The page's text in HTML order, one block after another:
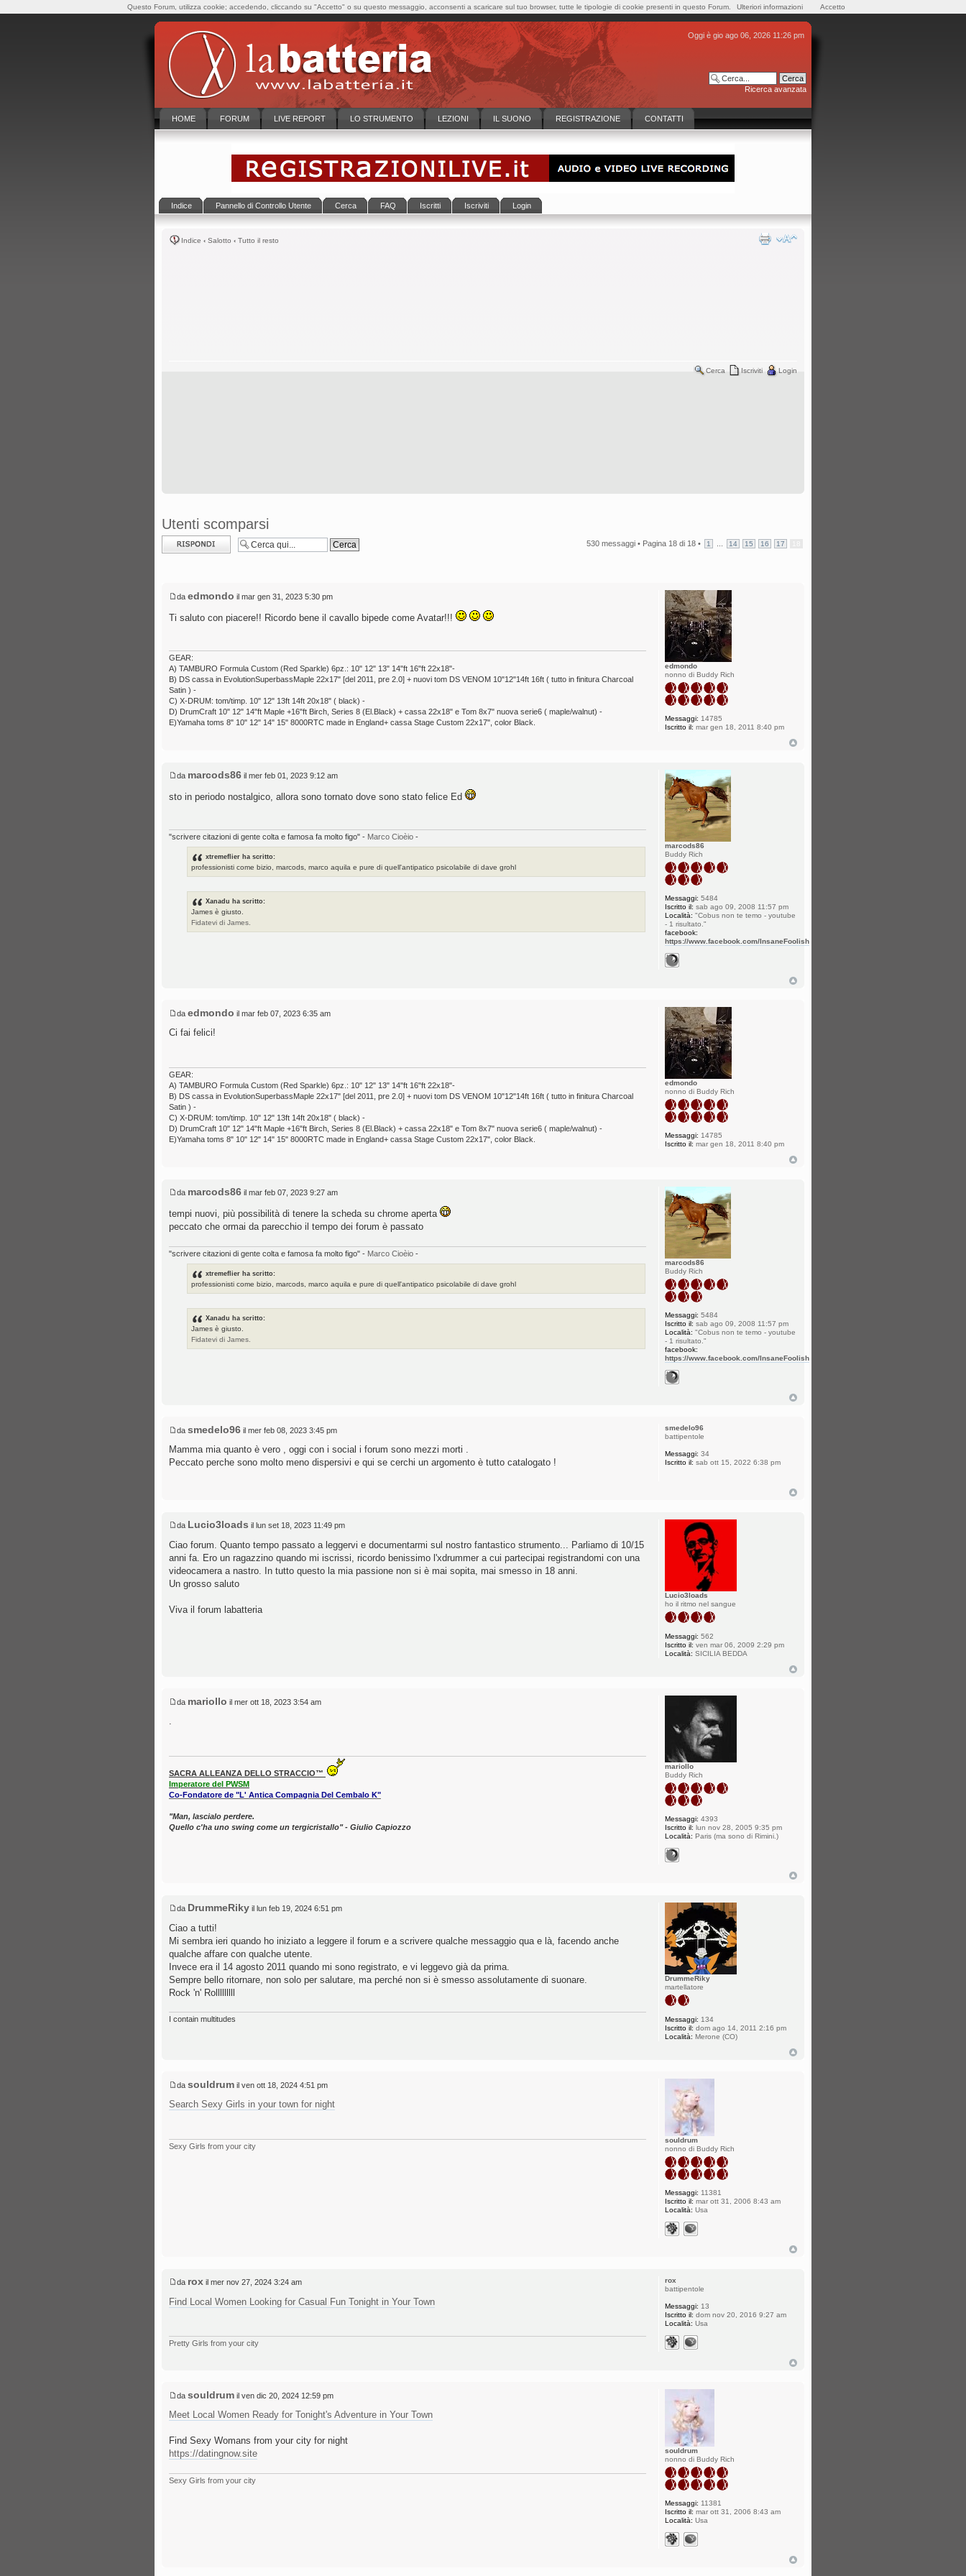
Oggi è gio ago 06, 2026 11:26 pm
Ricerca avanzata
HOME FORUM LIVE REPORT LO STRUMENTO LEZIONI IL SUONO REGISTRAZIONE CONTATTI
Indice Pannello di Controllo Utente Cerca FAQ Iscritti Iscriviti Login
Indice ‹ Salotto ‹ Tutto il resto
Cerca Iscriviti Login
Utenti scomparsi
Rispondi al
messaggio
530 messaggi • Pagina 18 di 18 • 1 14 15 16 17
da edmondo il mar gen 31, 2023 5:30 pm
Ti saluto con piacere!! Ricordo bene il cavallo bipede come Avatar!!!
GEAR:
A) TAMBURO Formula Custom (Red Sparkle) 6pz.: 10" 12" 13" 14"ft 16"ft 22x18"-
B) DS cassa in EvolutionSuperbassMaple 22x17" [del 2011, pre 2.0] + nuovi tom DS VENOM 10"12"14ft 16ft ( tutto in finitura Charcoal
Satin ) -
C) X-DRUM: tom/timp. 10" 12" 13ft 14ft 20x18" ( black) -
D) DrumCraft 10" 12" 14"ft Maple +16"ft Birch, Series 8 (El.Black) + cassa 22x18" e Tom 8x7" nuova serie6 ( maple/walnut) -
E)Yamaha toms 8" 10" 12" 14" 15" 8000RTC made in England+ cassa Stage Custom 22x17", color Black.
edmondo
nonno di Buddy Rich
Messaggi: 14785
Iscritto il: mar gen 18, 2011 8:40 pm
da marcods86 il mer feb 01, 2023 9:12 am
sto in periodo nostalgico, allora sono tornato dove sono stato felice Ed
"scrivere citazioni di gente colta e famosa fa molto figo" - Marco Cioèio -
xtremeflier ha scritto:
professionisti come bizio, marcods, marco aquila e pure di quell'antipatico psicolabile di dave grohl
Xanadu ha scritto:
James è giusto.
Fidatevi di James.
marcods86
Buddy Rich
Messaggi: 5484
Iscritto il: sab ago 09, 2008 11:57 pm
Località: "Cobus non te temo - youtube
- 1 risultato."
facebook:
https://www.facebook.com/InsaneFoolish
da edmondo il mar feb 07, 2023 6:35 am
Ci fai felici!
GEAR:
A) TAMBURO Formula Custom (Red Sparkle) 6pz.: 10" 12" 13" 14"ft 16"ft 22x18"-
B) DS cassa in EvolutionSuperbassMaple 22x17" [del 2011, pre 2.0] + nuovi tom DS VENOM 10"12"14ft 16ft ( tutto in finitura Charcoal
Satin ) -
C) X-DRUM: tom/timp. 10" 12" 13ft 14ft 20x18" ( black) -
D) DrumCraft 10" 12" 14"ft Maple +16"ft Birch, Series 8 (El.Black) + cassa 22x18" e Tom 8x7" nuova serie6 ( maple/walnut) -
E)Yamaha toms 8" 10" 12" 14" 15" 8000RTC made in England+ cassa Stage Custom 22x17", color Black.
edmondo
nonno di Buddy Rich
Messaggi: 14785
Iscritto il: mar gen 18, 2011 8:40 pm
da marcods86 il mar feb 07, 2023 9:27 am
tempi nuovi, più possibilità di tenere la scheda su chrome aperta
peccato che ormai da parecchio il tempo dei forum è passato
"scrivere citazioni di gente colta e famosa fa molto figo" - Marco Cioèio -
xtremeflier ha scritto:
professionisti come bizio, marcods, marco aquila e pure di quell'antipatico psicolabile di dave grohl
Xanadu ha scritto:
James è giusto.
Fidatevi di James.
marcods86
Buddy Rich
Messaggi: 5484
Iscritto il: sab ago 09, 2008 11:57 pm
Località: "Cobus non te temo - youtube
- 1 risultato."
facebook:
https://www.facebook.com/InsaneFoolish
da smedelo96 il mer feb 08, 2023 3:45 pm
Mamma mia quanto è vero , oggi con i social i forum sono mezzi morti .
Peccato perche sono molto meno dispersivi e qui se cerchi un argomento è tutto catalogato !
smedelo96
battipentole
Messaggi: 34
Iscritto il: sab ott 15, 2022 6:38 pm
da Lucio3loads il lun set 18, 2023 11:49 pm
Ciao forum. Quanto tempo passato a leggervi e documentarmi sul nostro fantastico strumento... Parliamo di 10/15
anni fa. Ero un ragazzino quando mi iscrissi, ricordo benissimo l'xdrummer a cui partecipai registrandomi con una
videocamera a nastro. In tutto questo la mia passione non si è mai sopita, mai smesso in 18 anni.
Un grosso saluto
Viva il forum labatteria
Lucio3loads
ho il ritmo nel sangue
Messaggi: 562
Iscritto il: ven mar 06, 2009 2:29 pm
Località: SICILIA BEDDA
da mariollo il mer ott 18, 2023 3:54 am
.
SACRA ALLEANZA DELLO STRACCIO™
Imperatore del PWSM
Co-Fondatore de "L' Antica Compagnia Del Cembalo K"
"Man, lascialo perdere.
Quello c'ha uno swing come un tergicristallo" - Giulio Capiozzo
mariollo
Buddy Rich
Messaggi: 4393
Iscritto il: lun nov 28, 2005 9:35 pm
Località: Paris (ma sono di Rimini.)
da DrummeRiky il lun feb 19, 2024 6:51 pm
Ciao a tutti!
Mi sembra ieri quando ho iniziato a leggere il forum e a scrivere qualche messaggio qua e là, facendo anche
qualche affare con qualche utente.
Invece era il 14 agosto 2011 quando mi sono registrato, e vi leggevo già da prima.
Sempre bello ritornare, non solo per salutare, ma perché non si è smesso assolutamente di suonare.
Rock 'n' Rolllllllll
I contain multitudes
DrummeRiky
martellatore
Messaggi: 134
Iscritto il: dom ago 14, 2011 2:16 pm
Località: Merone (CO)
da souldrum il ven ott 18, 2024 4:51 pm
Search Sexy Girls in your town for night
Sexy Girls from your city
souldrum
nonno di Buddy Rich
Messaggi: 11381
Iscritto il: mar ott 31, 2006 8:43 am
Località: Usa
da rox il mer nov 27, 2024 3:24 am
Find Local Women Looking for Casual Fun Tonight in Your Town
Pretty Girls from your city
rox
battipentole
Messaggi: 13
Iscritto il: dom nov 20, 2016 9:27 am
Località: Usa
da souldrum il ven dic 20, 2024 12:59 pm
Meet Local Women Ready for Tonight's Adventure in Your Town
Find Sexy Womans from your city for night
https://datingnow.site
Sexy Girls from your city
souldrum
nonno di Buddy Rich
Messaggi: 11381
Iscritto il: mar ott 31, 2006 8:43 am
Località: Usa
Questo Forum, utilizza cookie; accedendo, cliccando su "Accetto" o su questo messaggio, acconsenti a scaricare sul tuo browser, tutte le tipologie di cookie presenti in questo Forum. Ulteriori informazioni Accetto